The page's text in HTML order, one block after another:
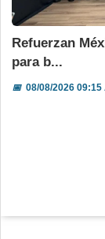
Refuerzan
para b...
📅08/08/2026 09:15